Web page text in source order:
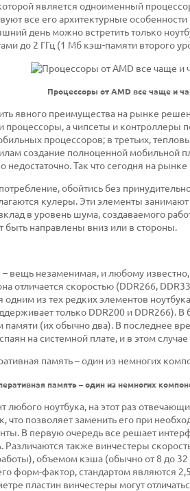
является одноименный
все его архитектурные
день можно встретить только
до 2 ГГц (1 Мб кэш-памяти второго
Процессоры от AMD все чаще и
явного преимущества на рынке
процессоры, а чипсеты и контроллеры
процессоров; в третьих,
создание полноценной мобильной
недостаточно. Так что сегодня на
обойтись без
кулеры. Эти элементы занимают
в уровень шума, создаваемого
направлены вниз или в стороны.
– вещь незаменимая, и любому
отличается скоростью (DDR266,
одним из тех редких элементов
только DDR200 и DDR266).
памяти (их обычно два). В последнее
на системной плате, и в этом
память – один из немногих
ноутбука, на этот раз
что позволяет заменить его при
В первую очередь все решает
Различаются также винчестеры
объемом кэша (обычно от 8 до
форм-фактор, стандартом являются
пластин винчестеры могут